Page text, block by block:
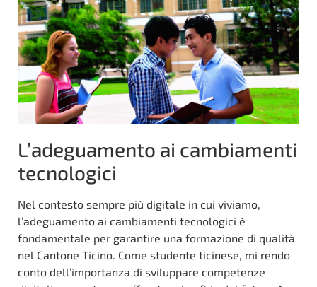
L’adeguamento ai cambiamenti
tecnologici
Nel contesto sempre più digitale in cui viviamo,
l’adeguamento ai cambiamenti tecnologici è
fondamentale per garantire una formazione di qualità
nel Cantone Ticino. Come studente ticinese, mi rendo
conto dell’importanza di sviluppare competenze